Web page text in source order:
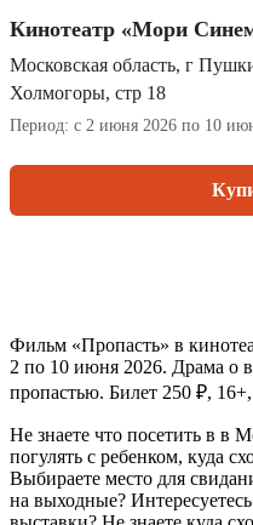
Кинотеатр «Мори
Московская область, г
Холмогоры, стр 18
Период: с 2 июня 2026 по 10
Фильм «Пропасть» в
2 по 10 июня 2026. Драма о
пропастью. Билет 250 ₽,
Не знаете что посетить в в
погулять с ребенком, куда
Выбираете место для
на выходные?